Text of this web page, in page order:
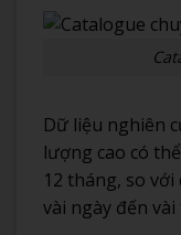
Dữ liệu nghiên
lượng cao có
12 tháng, so
vài ngày đến vài